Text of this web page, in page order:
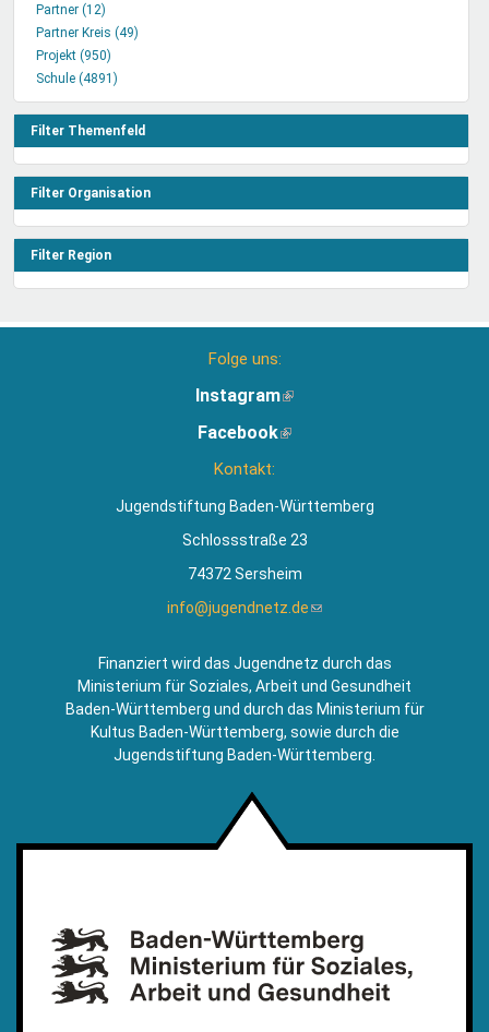
Filter
anwenden
Partner (12)
Filter
anwenden
Partner Kreis (49)
anwenden
Projekt (950)
Filter
anwenden
Schule (4891)
Filter
anwenden
Filter Themenfeld
Filter Organisation
Filter Region
Folge uns:
Instagram(Link
extern)
Facebook(Link
Kontakt:
Jugendstiftung Baden-Württemberg
Schlossstraße 23
74372 Sersheim
info@jugendnetz.de(Link
Mail)
Finanziert wird das Jugendnetz durch das
Ministerium für Soziales, Arbeit und Gesundheit
Baden-Württemberg und durch das Ministerium für
Kultus Baden-Württemberg, sowie durch die
Jugendstiftung Baden-Württemberg.